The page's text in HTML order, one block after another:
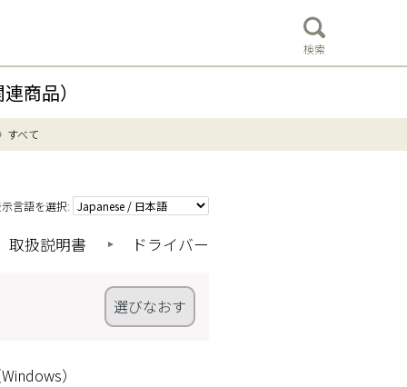
検索
商品）
すべて
言語を選択:
取扱説明書 ドライバー
選びなおす
）